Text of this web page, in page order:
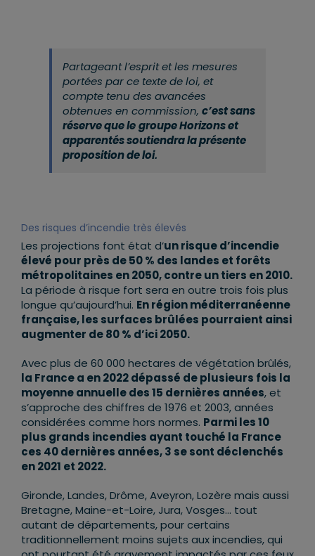
Partageant l’esprit et les mesures
portées par ce texte de loi, et
compte tenu des avancées
obtenues en commission, c’est sans
réserve que legroupe Horizons et
apparentés soutiendra la présente
proposition de loi.
Des risques d’incendie très élevés
Les projections font état d’un risque d’incendie
élevé pour près de 50 % des landes et forêts
métropolitaines en 2050, contre un tiers en 2010.
La période à risque fort sera en outre trois fois plus
longue qu’aujourd’hui. En région méditerranéenne
française, les surfaces brûlées pourraient ainsi
augmenter de 80 % d’ici 2050.
Avec plus de 60 000 hectares de végétation brûlés,
la France a en 2022 dépassé de plusieurs fois la
moyenne annuelle des 15 dernières années, et
s’approche des chiffres de 1976 et 2003, années
considérées comme hors normes. Parmi les 10
plus grands incendies ayant touché la France
ces 40 dernières années, 3 se sont déclenchés
en 2021 et 2022.
Gironde, Landes, Drôme, Aveyron, Lozère mais aussi
Bretagne, Maine-et-Loire, Jura, Vosges… tout
autant de départements, pour certains
traditionnellement moins sujets aux incendies, qui